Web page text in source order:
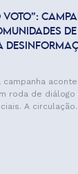
VOTO”:
DE
campanha
roda de diálogo
A